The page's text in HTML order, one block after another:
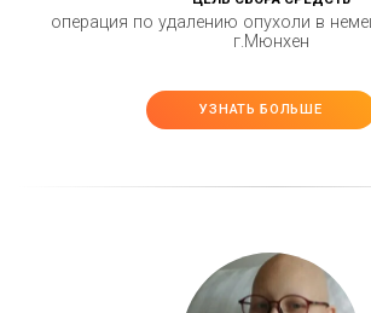
операция по удалению опухоли в
г.Мюнхен
УЗНАТЬ БОЛЬШЕ